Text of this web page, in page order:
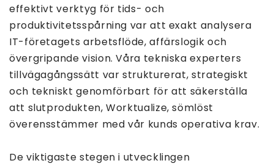
effektivt verktyg för tids- och
produktivitetsspårning var att exakt analysera
IT-företagets arbetsflöde, affärslogik och
övergripande vision. Våra tekniska experters
tillvägagångssätt var strukturerat, strategiskt
och tekniskt genomförbart för att säkerställa
att slutprodukten, Worktualize, sömlöst
överensstämmer med vår kunds operativa krav.
De viktigaste stegen i utvecklingen